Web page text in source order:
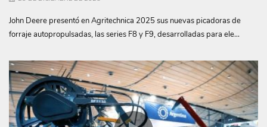
John Deere presentó en Agritechnica 2025 sus nuevas picadoras de
forraje autopropulsadas, las series F8 y F9, desarrolladas para ele...